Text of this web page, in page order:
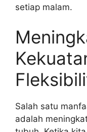
setiap malam.
Salah satu
adalah